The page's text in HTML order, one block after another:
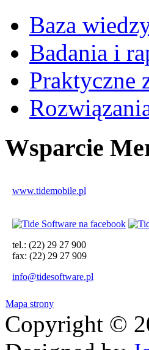
Baza
Badania i
Praktyczne
Wsparcie
www.tidemobile.pl
tel.: (22) 29 27 900
fax: (22) 29 27 909
info@tidesoftware.pl
Mapa strony
Copyright ©